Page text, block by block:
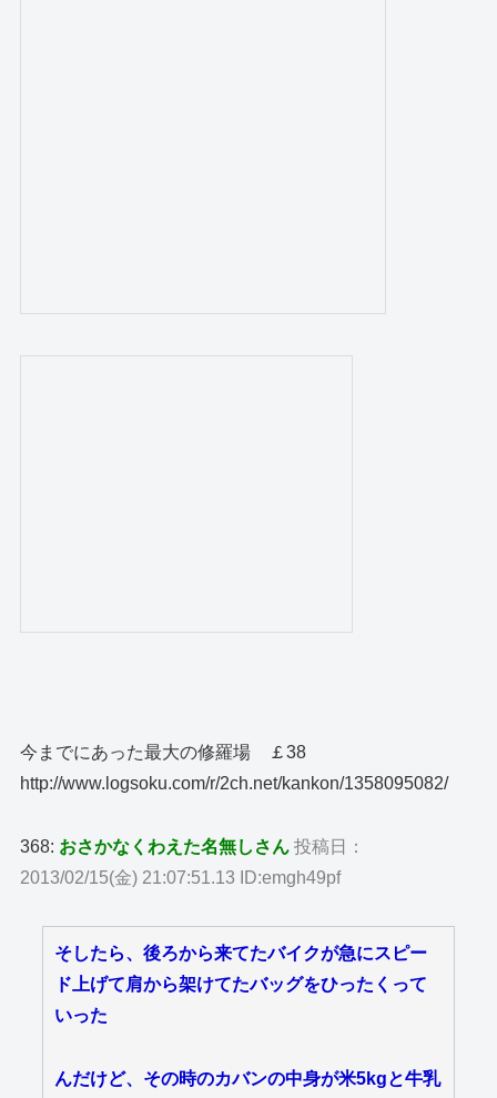
今までにあった最大の修羅場 ￡38
http://www.logsoku.com/r/2ch.net/kankon/1358095082/
368: おさかなくわえた名無しさん 投稿日：
2013/02/15(金) 21:07:51.13 ID:emgh49pf
そしたら、後ろから来てたバイクが急にスピー
ド上げて肩から架けてたバッグをひったくって
いった
んだけど、その時のカバンの中身が米5kgと牛乳